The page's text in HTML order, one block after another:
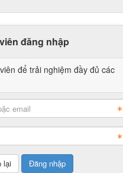
đăng nhập
để trải nghiệm đầy đủ các
Đăng nhập